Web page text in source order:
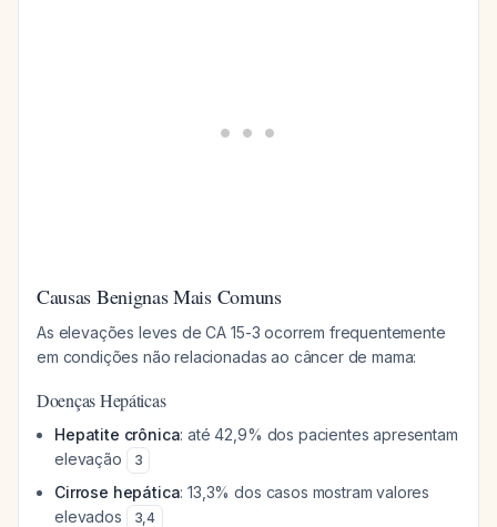
Causas Benignas Mais Comuns
As elevações leves de CA 15-3 ocorrem frequentemente
em condições não relacionadas ao câncer de mama:
Doenças Hepáticas
Hepatite crônica: até 42,9% dos pacientes apresentam
elevação
3
Cirrose hepática: 13,3% dos casos mostram valores
elevados
3,4